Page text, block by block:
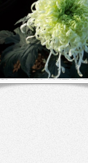
看了些花博会的评论，
似乎不是很好，都说人
比花多。于是就去了香
山脚下的植物园。那里
门对门有两座植物园，
本来想去路 […]